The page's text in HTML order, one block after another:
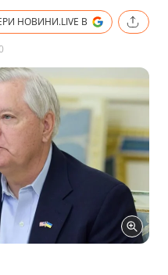
НОВИНИ.LIVE В